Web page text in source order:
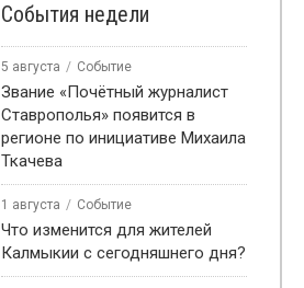
События недели
5 августа Событие
Звание «Почётный журналист
Ставрополья» появится в
регионе по инициативе Михаила
Ткачева
1 августа Событие
Что изменится для жителей
Калмыкии с сегодняшнего дня?